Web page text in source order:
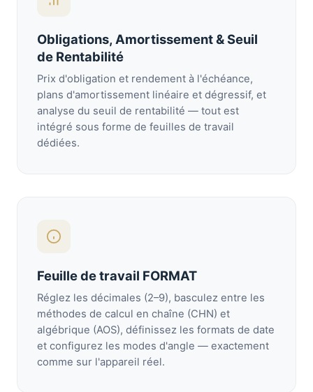
Obligations, Amortissement & Seuil
de Rentabilité
Prix d'obligation et rendement à l'échéance,
plans d'amortissement linéaire et dégressif, et
analyse du seuil de rentabilité — tout est
intégré sous forme de feuilles de travail
dédiées.
Feuille de travail FORMAT
Réglez les décimales (2–9), basculez entre les
méthodes de calcul en chaîne (CHN) et
algébrique (AOS), définissez les formats de date
et configurez les modes d'angle — exactement
comme sur l'appareil réel.